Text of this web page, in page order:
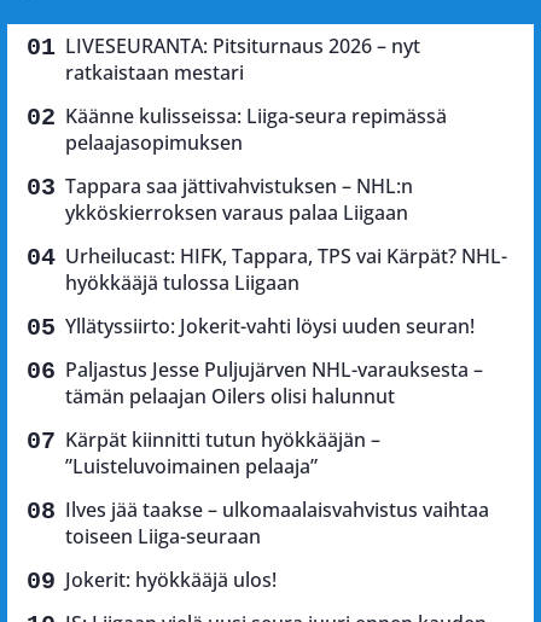
LIVESEURANTA: Pitsiturnaus 2026 – nyt
ratkaistaan mestari
Käänne kulisseissa: Liiga-seura repimässä
pelaajasopimuksen
Tappara saa jättivahvistuksen – NHL:n
ykköskierroksen varaus palaa Liigaan
Urheilucast: HIFK, Tappara, TPS vai Kärpät? NHL-
hyökkääjä tulossa Liigaan
Yllätyssiirto: Jokerit-vahti löysi uuden seuran!
Paljastus Jesse Puljujärven NHL-varauksesta –
tämän pelaajan Oilers olisi halunnut
Kärpät kiinnitti tutun hyökkääjän –
”Luisteluvoimainen pelaaja”
Ilves jää taakse – ulkomaalaisvahvistus vaihtaa
toiseen Liiga-seuraan
Jokerit: hyökkääjä ulos!